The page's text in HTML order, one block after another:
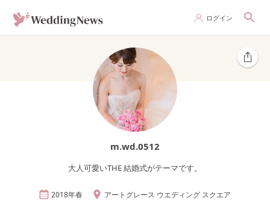
ログイン
m.wd.0512
大人可愛いTHE 結婚式がテーマです。
2018年春 アートグレース ウエディング スクエア